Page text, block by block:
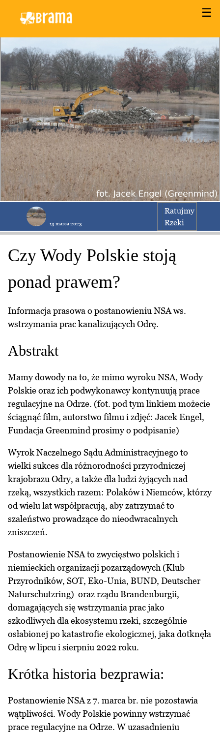
☰
13 marca 2023
Ratujmy
Rzeki
Czy Wody Polskie stoją
ponad prawem?
Informacja prasowa o postanowieniu NSA ws.
wstrzymania prac kanalizujących Odrę.
Abstrakt
Mamy dowody na to, że mimo wyroku NSA, Wody
Polskie oraz ich podwykonawcy kontynuują prace
regulacyjne na Odrze. (fot. pod tym linkiem możecie
ściągnąć film, autorstwo filmu i zdjęć: Jacek Engel,
Fundacja Greenmind prosimy o podpisanie)
Wyrok Naczelnego Sądu Administracyjnego to
wielki sukces dla różnorodności przyrodniczej
krajobrazu Odry, a także dla ludzi żyjących nad
rzeką, wszystkich razem: Polaków i Niemców, którzy
od wielu lat współpracują, aby zatrzymać to
szaleństwo prowadzące do nieodwracalnych
zniszczeń.
Postanowienie NSA to zwycięstwo polskich i
niemieckich organizacji pozarządowych (Klub
Przyrodników, SOT, Eko-Unia, BUND, Deutscher
Naturschutzring) oraz rządu Brandenburgii,
domagających się wstrzymania prac jako
szkodliwych dla ekosystemu rzeki, szczególnie
osłabionej po katastrofie ekologicznej, jaka dotknęła
Odrę w lipcu i sierpniu 2022 roku.
Krótka historia bezprawia:
Postanowienie NSA z 7. marca br. nie pozostawia
wątpliwości. Wody Polskie powinny wstrzymać
prace regulacyjne na Odrze. W uzasadnieniu